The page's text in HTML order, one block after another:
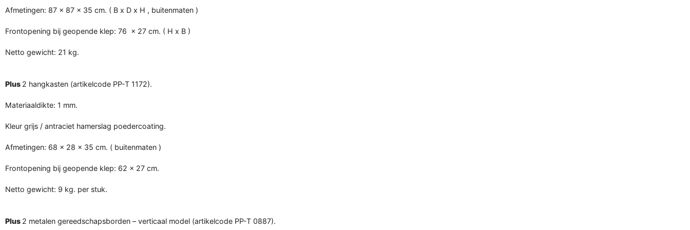
Afmetingen: 87 x 87 x 35 cm. ( B x D x H , buitenmaten )
Frontopening bij geopende klep: 76 x 27 cm. ( H x B )
Netto gewicht: 21 kg.
Plus 2 hangkasten (artikelcode PP-T 1172).
Materiaaldikte: 1 mm.
Kleur grijs / antraciet hamerslag poedercoating.
Afmetingen: 68 x 28 x 35 cm. ( buitenmaten )
Frontopening bij geopende klep: 62 x 27 cm.
Netto gewicht: 9 kg. per stuk.
Plus 2 metalen gereedschapsborden – verticaal model (artikelcode PP-T 0887).